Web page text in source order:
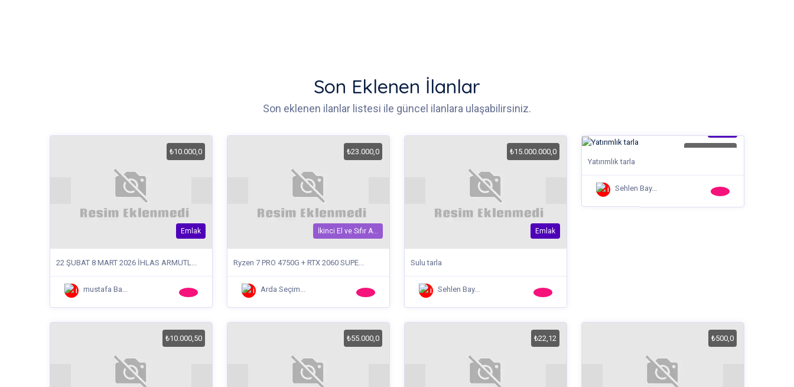
Son Eklenen İlanlar
Son eklenen ilanlar listesi ile güncel ilanlara ulaşabilirsiniz.
Emlak
₺10.000,0
22 ŞUBAT 8 MART 2026 İHLAS ARMUTL...
mustafa Ba...
İkinci El ve Sıfır A...
₺23.000,0
Ryzen 7 PRO 4750G + RTX 2060 SUPE...
Arda Seçim...
Emlak
₺15.000.000,0
Sulu tarla
Sehlen Bay...
Yatırımlık tarla
Sehlen Bay...
₺10.000,50 ₺55.000,0 ₺22,12 ₺500,0